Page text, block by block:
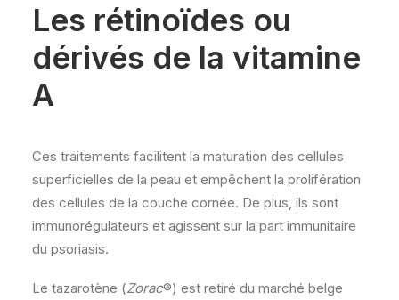
Les rétinoïdes ou
dérivés de la vitamine
A
Ces traitements facilitent la maturation des cellules
superficielles de la peau et empêchent la prolifération
des cellules de la couche cornée. De plus, ils sont
immunorégulateurs et agissent sur la part immunitaire
du psoriasis.
Le tazarotène (Zorac®) est retiré du marché belge